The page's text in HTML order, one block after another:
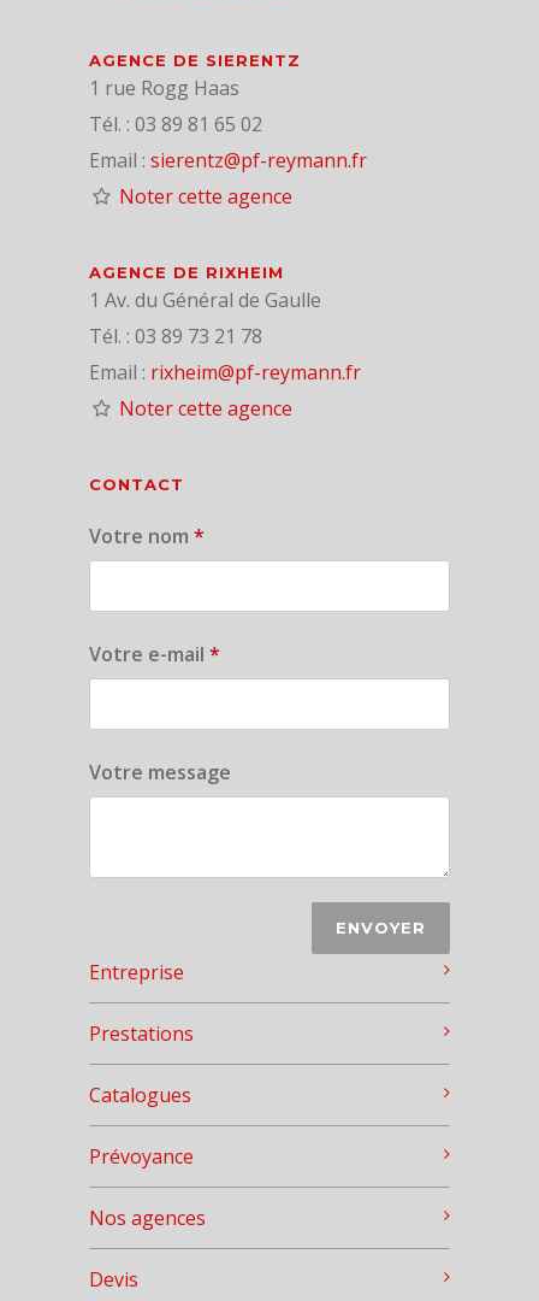
AGENCE DE SIERENTZ
1 rue Rogg Haas
Tél. : 03 89 81 65 02
Email : sierentz@pf-reymann.fr
Noter cette agence
AGENCE DE RIXHEIM
1 Av. du Général de Gaulle
Tél. : 03 89 73 21 78
Email : rixheim@pf-reymann.fr
Noter cette agence
CONTACT
Votre nom *
Votre e-mail *
Votre message
Entreprise
Prestations
Catalogues
Prévoyance
Nos agences
Devis